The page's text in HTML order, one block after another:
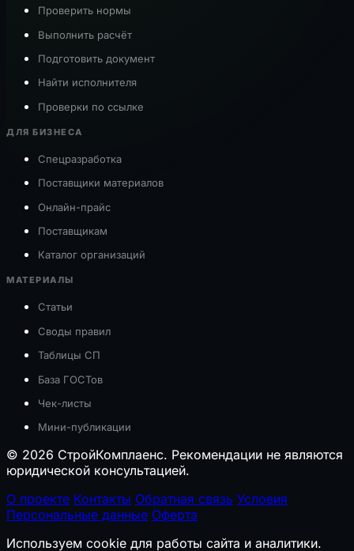
Проверить нормы
Выполнить расчёт
Подготовить документ
Найти исполнителя
Проверки по ссылке
ДЛЯ БИЗНЕСА
Спецразработка
Поставщики материалов
Онлайн-прайс
Поставщикам
Каталог организаций
МАТЕРИАЛЫ
Статьи
Своды правил
Таблицы СП
База ГОСТов
Чек-листы
Мини-публикации
© 2026 СтройКомплаенс. Рекомендации не являются
юридической консультацией.
О проекте Контакты Обратная связь Условия
Персональные данные Оферта
Используем cookie для работы сайта и аналитики.